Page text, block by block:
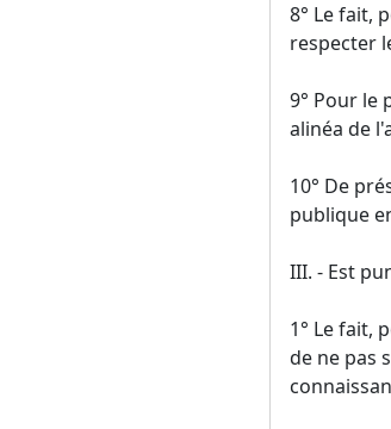
8° Le fait,
respecter
9° Pour le
alinéa de
10° De
publique
III. - Est
1° Le fait,
de ne pas